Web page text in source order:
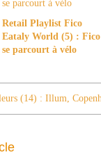
Retail Playlist Fico
Eataly World (5) : Fico
se parcourt à vélo